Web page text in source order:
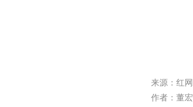
来源：红
作者：董